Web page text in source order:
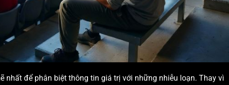
nhất để phân biệt thông tin giá trị với những nhiễu loạn. Thay vì